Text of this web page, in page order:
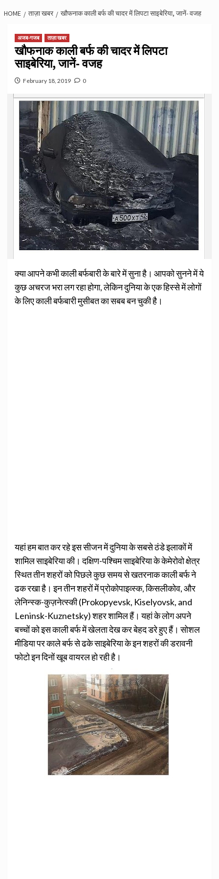
HOME ताज़ा खबर खौफनाक काली बर्फ की चादर में लिपटा साइबेरिया, जानें- वजह
अजब-गजब ताज़ा खबर
खौफनाक काली बर्फ की चादर में लिपटा
साइबेरिया, जानें- वजह
February 18, 2019 0
क्या आपने कभी काली बर्फबारी के बारे में सुना है। आपको सुनने में ये
कुछ अचरज भरा लग रहा होगा, लेकिन दुनिया के एक हिस्से में लोगों
के लिए काली बर्फबारी मुसीबत का सबब बन चुकी है।
यहां हम बात कर रहे इस सीजन में दुनिया के सबसे ठंडे इलाकों में
शामिल साइबेरिया की। दक्षिण-पश्चिम साइबेरिया के केमेरोवो क्षेत्र
स्थित तीन शहरों को पिछले कुछ समय से खतरनाक काली बर्फ ने
ढक रखा है। इन तीन शहरों में प्रोकोपाइव्स्क, किसलीकोव, और
लेनिन्स्क-कुज़नेत्स्की (Prokopyevsk, Kiselyovsk, and
Leninsk-Kuznetsky) शहर शामिल हैं। यहां के लोग अपने
बच्चों को इस काली बर्फ में खेलता देख कर बेहद डरे हुए हैं। सोशल
मीडिया पर काले बर्फ से ढके साइबेरिया के इन शहरों की डरावनी
फोटो इन दिनों खूब वायरल हो रही है।